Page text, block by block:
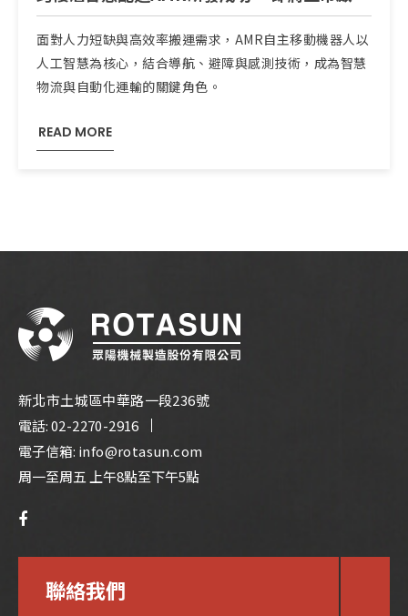
面對人力短缺與高效率搬運需求，AMR自主移動機器人以
人工智慧為核心，結合導航、避障與感測技術，成為智慧
物流與自動化運輸的關鍵角色。
READ MORE
新北市土城區中華路一段236號
電話:02-2270-2916
電子信箱: info@rotasun.com
周一至周五 上午8點至下午5點
聯絡我們